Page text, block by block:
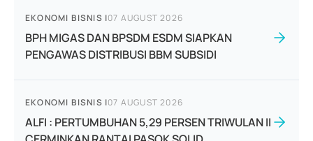
EKONOMI BISNIS |07 AUGUST 2026
BPH MIGAS DAN BPSDM ESDM SIAPKAN
PENGAWAS DISTRIBUSI BBM SUBSIDI
EKONOMI BISNIS |07 AUGUST 2026
ALFI : PERTUMBUHAN 5,29 PERSEN TRIWULAN II